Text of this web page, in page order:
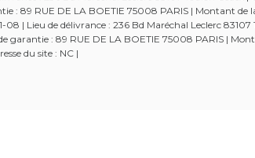
: 89 RUE DE LA BOETIE 75008 PARIS | Montant de
| Lieu de délivrance : 236 Bd Maréchal Leclerc 83107
garantie : 89 RUE DE LA BOETIE 75008 PARIS |
du site : NC |